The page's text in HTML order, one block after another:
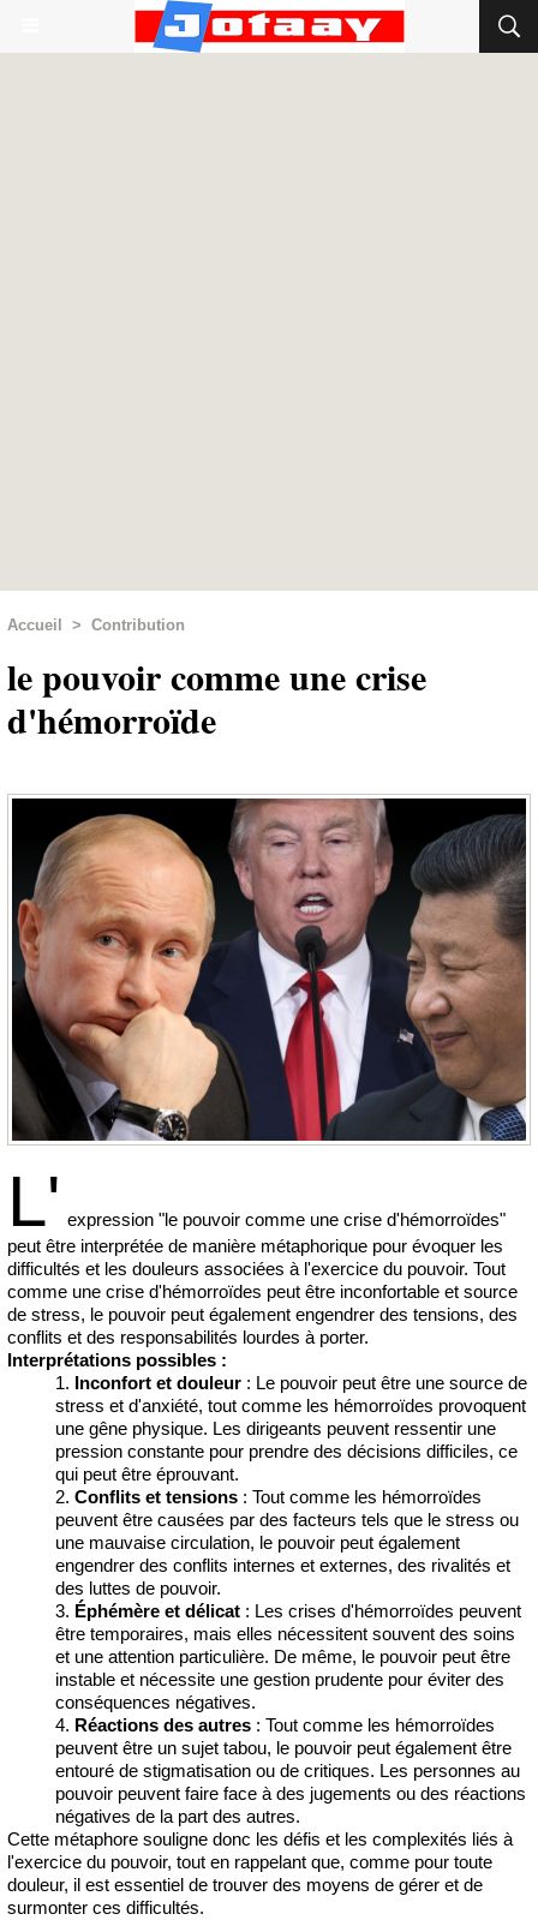
Accueil > Contribution
le pouvoir comme une crise
d'hémorroïde
L' expression "le pouvoir comme une crise d'hémorroïdes"
peut être interprétée de manière métaphorique pour évoquer les
difficultés et les douleurs associées à l'exercice du pouvoir. Tout
comme une crise d'hémorroïdes peut être inconfortable et source
de stress, le pouvoir peut également engendrer des tensions, des
conflits et des responsabilités lourdes à porter.
Interprétations possibles :
Inconfort et douleur : Le pouvoir peut être une source de
stress et d'anxiété, tout comme les hémorroïdes provoquent
une gêne physique. Les dirigeants peuvent ressentir une
pression constante pour prendre des décisions difficiles, ce
qui peut être éprouvant.
Conflits et tensions : Tout comme les hémorroïdes
peuvent être causées par des facteurs tels que le stress ou
une mauvaise circulation, le pouvoir peut également
engendrer des conflits internes et externes, des rivalités et
des luttes de pouvoir.
Éphémère et délicat : Les crises d'hémorroïdes peuvent
être temporaires, mais elles nécessitent souvent des soins
et une attention particulière. De même, le pouvoir peut être
instable et nécessite une gestion prudente pour éviter des
conséquences négatives.
Réactions des autres : Tout comme les hémorroïdes
peuvent être un sujet tabou, le pouvoir peut également être
entouré de stigmatisation ou de critiques. Les personnes au
pouvoir peuvent faire face à des jugements ou des réactions
négatives de la part des autres.
Cette métaphore souligne donc les défis et les complexités liés à
l'exercice du pouvoir, tout en rappelant que, comme pour toute
douleur, il est essentiel de trouver des moyens de gérer et de
surmonter ces difficultés.